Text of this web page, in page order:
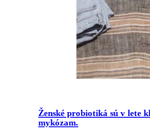
Ženské probiotiká sú v lete
mykózam.